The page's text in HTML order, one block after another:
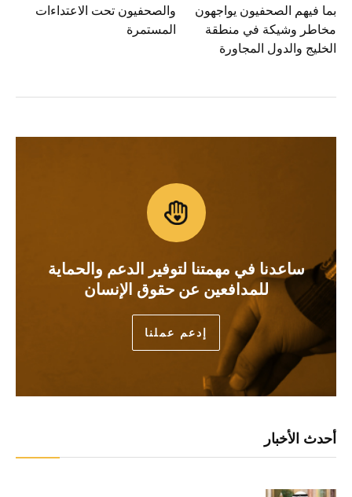
بما فيهم الصحفيون يواجهون
مخاطر وشيكة في منطقة
الخليج والدول المجاورة
والصحفيون تحت الاعتداءات
المستمرة
ساعدنا في مهمتنا لتوفير الدعم والحماية
للمدافعين عن حقوق الإنسان
إدعم عملنا
أحدث الأخبار